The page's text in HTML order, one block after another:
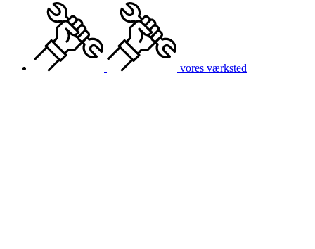
vores værksted